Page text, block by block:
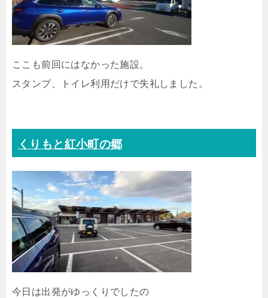
ここも前回にはなかった施設。
スタンプ、トイレ利用だけで失礼しました。
くりもと紅小町の郷
今日は出発がゆっくりでしたの